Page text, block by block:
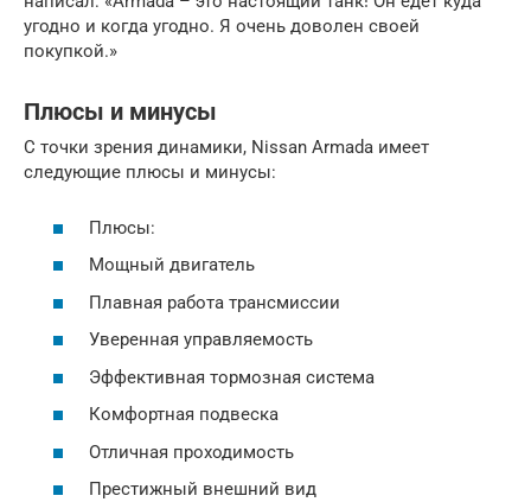
угодно и когда угодно. Я очень доволен своей
покупкой.»
Плюсы и минусы
С точки зрения динамики, Nissan Armada имеет
следующие плюсы и минусы:
Плюсы:
Мощный двигатель
Плавная работа трансмиссии
Уверенная управляемость
Эффективная тормозная система
Комфортная подвеска
Отличная проходимость
Престижный внешний вид